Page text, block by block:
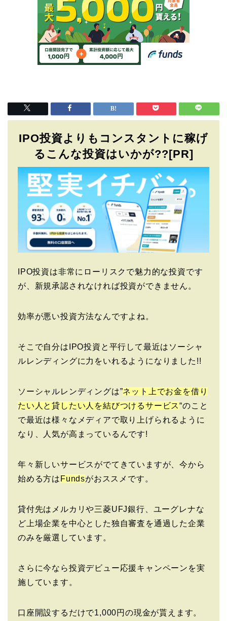
IPO投資よりもコンスタントに稼げ
るこんな投資はいかが??[PR]
IPO投資は非常にローリスクで魅力的な投資です
が、新規承認されなければ投資ができません。
効率が悪い投資方法なんですよね。
そこで自分はIPO投資と平行して最近はソーシャ
ルレンディングに力をいれるようになりました!!
ソーシャルレンディングは”ネット上でお金を借り
たい人と貸したい人を結びつけるサービス“のこと
で最近は様々なメディアで取り上げられるように
なり、人気が高まっているんです!
年々新しいサービスがでてきていますが、今から
始める方は Fundsがおススメです。
貸付先はメルカリや三菱UFJ銀行、ユーグレナな
ど上場企業を中心とした独自審査を通過した企業
のみを厳選しています。
さらに今なら投資デビュー応援キャンペーンを実
施しています。
口座開設するだけで1,000円の現金が貰えます。